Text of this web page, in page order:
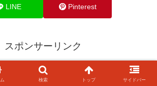
LINE Pinterest
スポンサーリンク
検索 トップ サイドバー